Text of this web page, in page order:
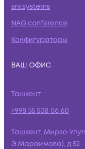
snr.systems
NAG.conference
Конфигураторы
ВАШ ОФИС
Ташкент
+998 55 508 06 60
Ташкент, Мирзо-
Э.Мараимова), д.52